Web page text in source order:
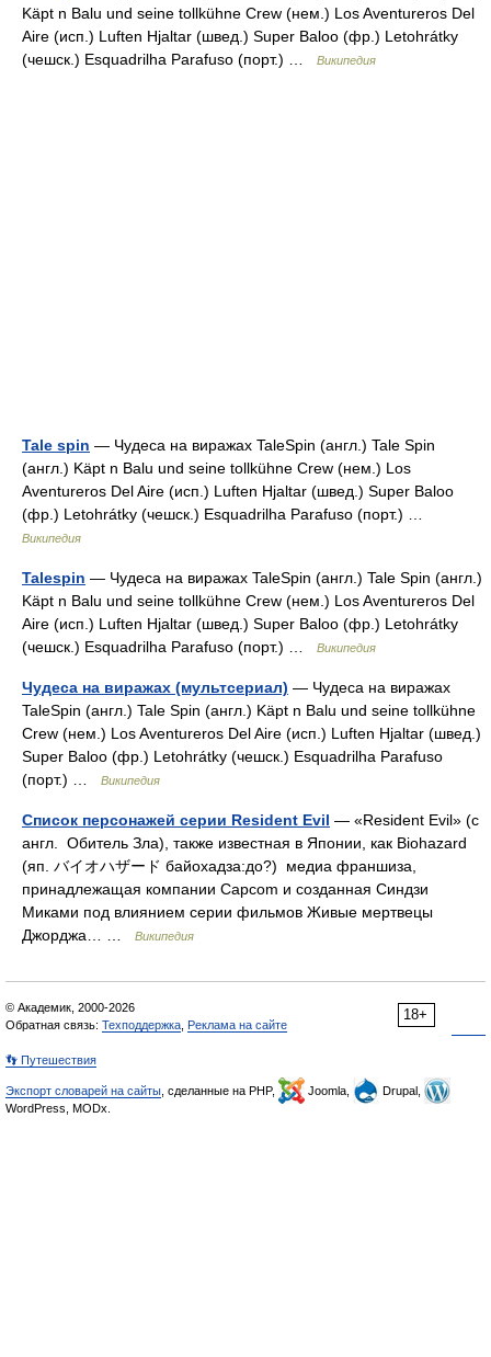
Käpt n Balu und seine tollkühne Crew (нем.) Los Aventureros Del
Aire (исп.) Luften Hjaltar (швед.) Super Baloo (фр.) Letohrátky
(чешск.) Esquadrilha Parafuso (порт.) …
Википедия
Tale spin — Чудеса на виражах TaleSpin (англ.) Tale Spin
(англ.) Käpt n Balu und seine tollkühne Crew (нем.) Los
Aventureros Del Aire (исп.) Luften Hjaltar (швед.) Super Baloo
(фр.) Letohrátky (чешск.) Esquadrilha Parafuso (порт.) …
Википедия
Talespin — Чудеса на виражах TaleSpin (англ.) Tale Spin (англ.)
Käpt n Balu und seine tollkühne Crew (нем.) Los Aventureros Del
Aire (исп.) Luften Hjaltar (швед.) Super Baloo (фр.) Letohrátky
(чешск.) Esquadrilha Parafuso (порт.) …
Википедия
Чудеса на виражах (мультсериал) — Чудеса на виражах
TaleSpin (англ.) Tale Spin (англ.) Käpt n Balu und seine tollkühne
Crew (нем.) Los Aventureros Del Aire (исп.) Luften Hjaltar (швед.)
Super Baloo (фр.) Letohrátky (чешск.) Esquadrilha Parafuso
(порт.) …
Википедия
Список персонажей серии Resident Evil — «Resident Evil» (с
англ. Обитель Зла), также известная в Японии, как Biohazard
(яп. バイオハザード байохадза:до?) медиа франшиза,
принадлежащая компании Capcom и созданная Синдзи
Миками под влиянием серии фильмов Живые мертвецы
Джорджа… …
Википедия
18+
© Академик, 2000-2026
Обратная связь: Техподдержка Реклама на сайте
👣 Путешествия
Экспорт словарей на сайты , сделанные на PHP, Joomla,
Drupal,
WordPress, MODx.